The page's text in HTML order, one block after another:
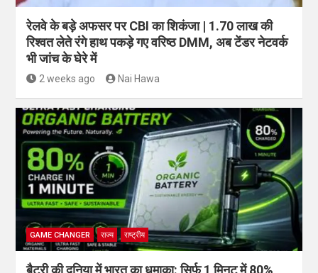
रेलवे के बड़े अफसर पर CBI का शिकंजा | 1.70 लाख की
रिश्वत लेते रंगे हाथ पकड़े गए वरिष्ठ DMM, अब टेंडर नेटवर्क
भी जांच के घेरे में
2 weeks ago Nai Hawa
GAME CHANGER राज्य राष्ट्रीय
बैटरी की दुनिया में भारत का धमाका: सिर्फ 1 मिनट में 80%